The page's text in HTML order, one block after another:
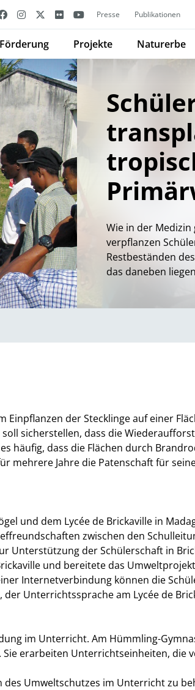
Presse Publikationen
Förderung Projekte Naturerbe
Wie in der
verpflanzen
Restbeständen
das daneben
der Stecklinge auf einer
sicherstellen, dass die
häufig, dass die Flächen durch
mehrere Jahre die Patenschaft für
und dem Lycée de Brickaville in
zwischen den
Unterstützung der Schülerschaft in
und bereitete das
Internetverbindung können die
Unterrichtssprache am Lycée de
im Unterricht. Am Hümmling-
erarbeiten Unterrichtseinheiten, die
des Umweltschutzes im Unterricht zu